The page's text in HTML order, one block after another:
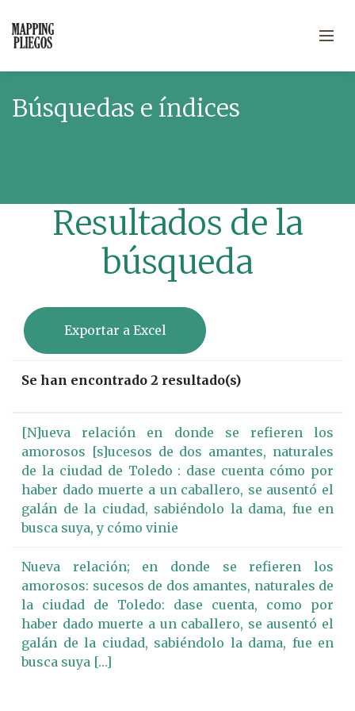
Búsquedas e índices
Resultados de la
búsqueda
Exportar a Excel
Se han encontrado 2 resultado(s)
[N]ueva relación en donde se refieren los
amorosos [s]ucesos de dos amantes, naturales
de la ciudad de Toledo : dase cuenta cómo por
haber dado muerte a un caballero, se ausentó el
galán de la ciudad, sabiéndolo la dama, fue en
busca suya, y cómo vinie
Nueva relación; en donde se refieren los
amorosos: sucesos de dos amantes, naturales de
la ciudad de Toledo: dase cuenta, como por
haber dado muerte a un caballero, se ausentó el
galán de la ciudad, sabiéndolo la dama, fue en
busca suya […]